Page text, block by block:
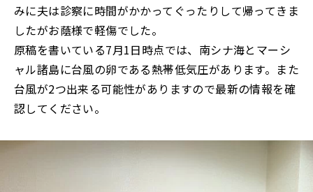
みに夫は診察に時間がかかってぐったりして帰ってきま
したがお蔭様で軽傷でした。
原稿を書いている7月1日時点では、南シナ海とマーシ
ャル諸島に台風の卵である熱帯低気圧があります。また
台風が2つ出来る可能性がありますので最新の情報を確
認してください。